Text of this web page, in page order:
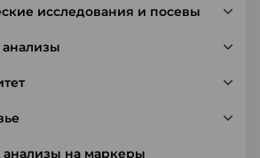
исследования и посевы
на маркеры